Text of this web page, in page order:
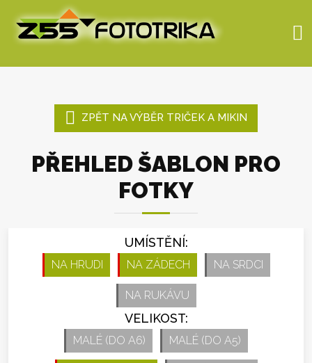
ZPĚT NA VÝBĚR TRIČEK A MIKIN
PŘEHLED ŠABLON PRO
FOTKY
UMÍSTĚNÍ:
NA HRUDI NA ZÁDECH NA SRDCI
NA RUKÁVU
VELIKOST:
MALÉ (DO A6) MALÉ (DO A5)